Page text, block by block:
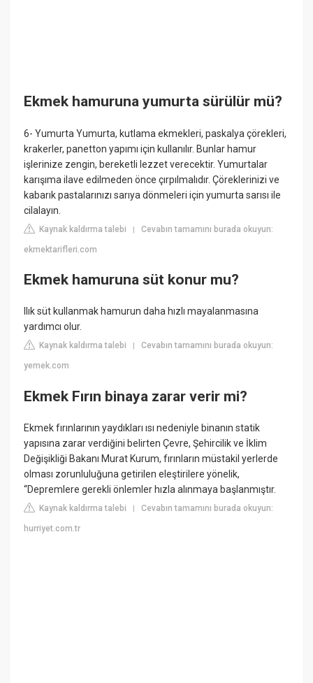
Ekmek hamuruna yumurta sürülür mü?
6- Yumurta Yumurta, kutlama ekmekleri, paskalya çörekleri,
krakerler, panetton yapımı için kullanılır. Bunlar hamur
işlerinize zengin, bereketli lezzet verecektir. Yumurtalar
karışıma ilave edilmeden önce çırpılmalıdır. Çöreklerinizi ve
kabarık pastalarınızı sarıya dönmeleri için yumurta sarısı ile
cilalayın.
Kaynak kaldırma talebi |Cevabın tamamını burada okuyun:
ekmektarifleri.com
Ekmek hamuruna süt konur mu?
Ilık süt kullanmak hamurun daha hızlı mayalanmasına
yardımcı olur.
Kaynak kaldırma talebi |Cevabın tamamını burada okuyun:
yemek.com
Ekmek Fırın binaya zarar verir mi?
Ekmek fırınlarının yaydıkları ısı nedeniyle binanın statik
yapısına zarar verdiğini belirten Çevre, Şehircilik ve İklim
Değişikliği Bakanı Murat Kurum, fırınların müstakil yerlerde
olması zorunluluğuna getirilen eleştirilere yönelik,
“Depremlere gerekli önlemler hızla alınmaya başlanmıştır.
Kaynak kaldırma talebi |Cevabın tamamını burada okuyun:
hurriyet.com.tr